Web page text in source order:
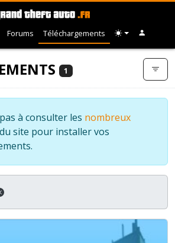
Forums Téléchargements
1
à consulter les nombreux
du site pour installer vos